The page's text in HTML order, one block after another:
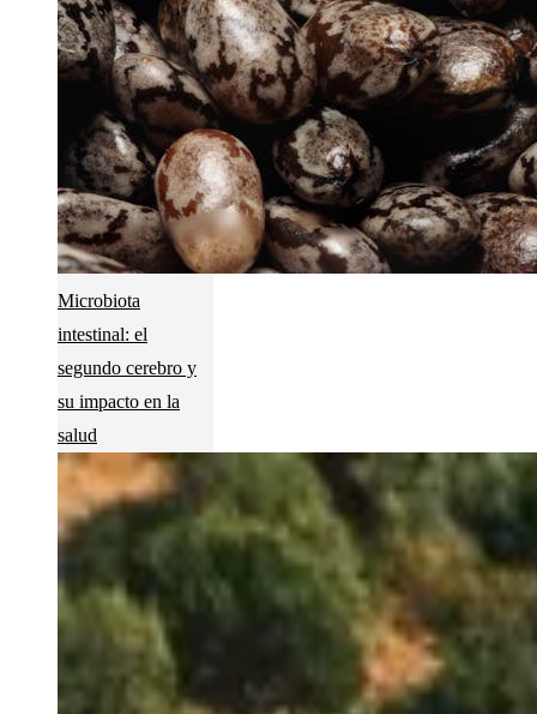
Microbiota
intestinal: el
segundo cerebro y
su impacto en la
salud